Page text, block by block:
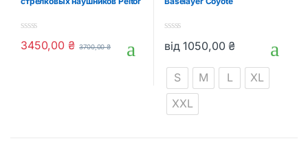
0
o
3450,00 ₴ 3700,00₴
o
t
f
5
від1050,00₴
Этот товар имеет несколько
S M L
XL
XXL